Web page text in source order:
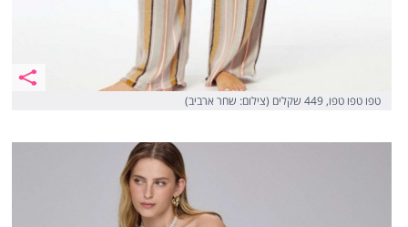
טפו טפו טפו, 449 שקלים (צילום: שחר ארביב)